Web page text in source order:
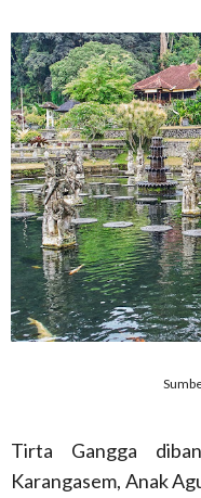
Tirta Gangga
Karangasem, Anak